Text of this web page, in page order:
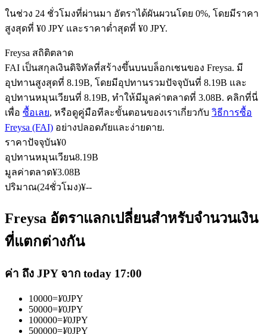
ฟิวเจอร์ส USDC
ฟิวเจอร์สที่ใช้ USDC เป็นหลักประกัน
คัดลอกการซื้อขาย
ในช่วง 24 ชั่วโมงที่ผ่านมา อัตราได้ผันผวนโดย 0%, โดยมีราคา
สูงสุดที่ ¥0 JPY และราคาต่ำสุดที่ ¥0 JPY.
Freysa สถิติตลาด
FAI เป็นสกุลเงินดิจิทัลที่สร้างขึ้นบนบล็อกเชนของ Freysa. มี
อุปทานสูงสุดที่ 8.19B, โดยมีอุปทานรวมปัจจุบันที่ 8.19B และ
อุปทานหมุนเวียนที่ 8.19B, ทำให้มีมูลค่าตลาดที่ 3.08B. คลิกที่นี่
เพื่อ ซื้อเลย, หรือดูคู่มือทีละขั้นตอนของเราเกี่ยวกับ วิธีการซื้อ
Freysa (FAI) อย่างปลอดภัยและง่ายดาย.
ราคาปัจจุบัน¥0
อุปทานหมุนเวียน8.19B
มูลค่าตลาด¥3.08B
ปริมาณ(24ชั่วโมง)¥--
Freysa อัตราแลกเปลี่ยนสำหรับจำนวนเงิน
ที่แตกต่างกัน
ค่า ถึง JPY จาก today 17:00
10000=¥0JPY
50000=¥0JPY
100000=¥0JPY
500000=¥0JPY